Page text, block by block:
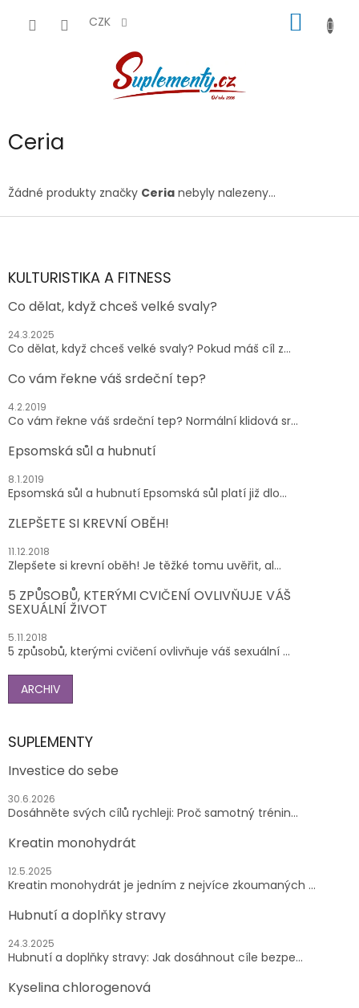
CZK
KOŠÍK
Ceria
Žádné produkty značky Ceria nebyly nalezeny...
Z
aKULTURISTIKA A FITNESS
Co dělat, když chceš velké svaly?
24.3.2025
Co dělat, když chceš velké svaly? Pokud máš cíl z...
Co vám řekne váš srdeční tep?
4.2.2019
Co vám řekne váš srdeční tep? Normální klidová sr...
Epsomská sůl a hubnutí
8.1.2019
Epsomská sůl a hubnutí Epsomská sůl platí již dlo...
ZLEPŠETE SI KREVNÍ OBĚH!
11.12.2018
Zlepšete si krevní oběh! Je těžké tomu uvěřit, al...
5 ZPŮSOBŮ, KTERÝMI CVIČENÍ OVLIVŇUJE VÁŠ
SEXUÁLNÍ ŽIVOT
5.11.2018
5 způsobů, kterými cvičení ovlivňuje váš sexuální ...
ARCHIV
SUPLEMENTY
Investice do sebe
30.6.2026
Dosáhněte svých cílů rychleji: Proč samotný trénin...
Kreatin monohydrát
12.5.2025
Kreatin monohydrát je jedním z nejvíce zkoumaných ...
Hubnutí a doplňky stravy
24.3.2025
Hubnutí a doplňky stravy: Jak dosáhnout cíle bezpe...
Kyselina chlorogenová